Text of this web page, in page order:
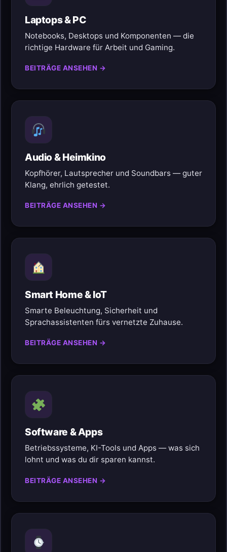
Laptops & PC
Notebooks, Desktops und Komponenten — die
richtige Hardware für Arbeit und Gaming.
BEITRÄGE ANSEHEN →
Audio & Heimkino
Kopfhörer, Lautsprecher und Soundbars — guter
Klang, ehrlich getestet.
BEITRÄGE ANSEHEN →
Smart Home & IoT
Smarte Beleuchtung, Sicherheit und
Sprachassistenten fürs vernetzte Zuhause.
BEITRÄGE ANSEHEN →
Software & Apps
Betriebssysteme, KI-Tools und Apps — was sich
lohnt und was du dir sparen kannst.
BEITRÄGE ANSEHEN →